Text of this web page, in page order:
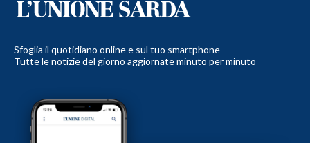
Sfoglia il quotidiano online e sul tuo smartphone
Tutte le notizie del giorno aggiornate minuto per minuto